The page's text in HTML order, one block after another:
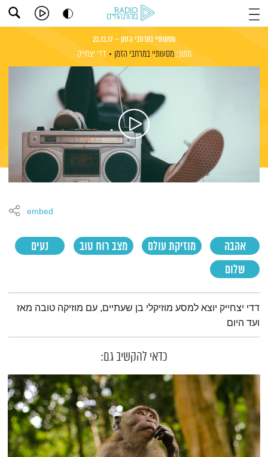
מסעותיי במרחבי הזמן – 22.12.17
מתוך: מסעותיי במרחבי הזמן דדי יצחייק
אהבה מוזיקת עולם מצב רוח טוב
נעים
שלום
embed
תמצית הפודקאסט
דדי יצחייק יוצא למסע מוזיקלי בן שעתיים, עם מוזיקה טובה מאז
ועד היום
כדאי להקשיב גם: